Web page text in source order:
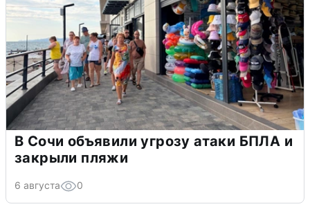
В Сочи объявили угрозу атаки БПЛА и
закрыли пляжи
6 августа 0